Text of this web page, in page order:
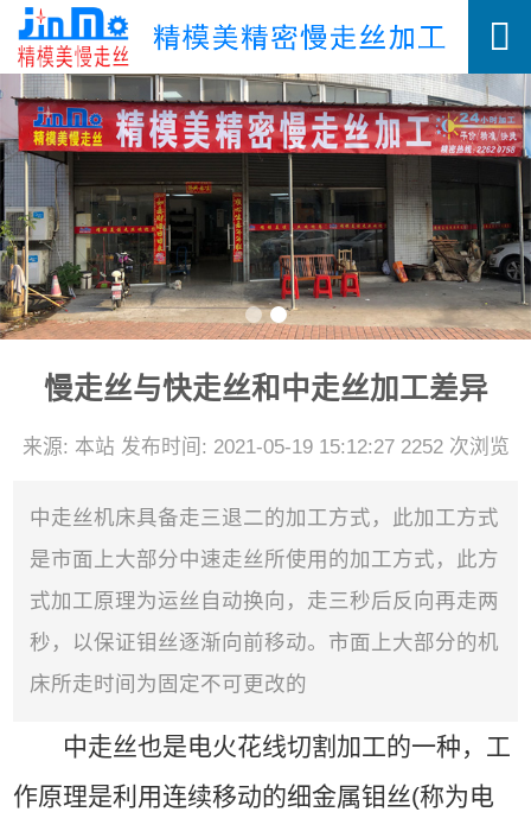
慢走丝与快走丝和中走丝加工差异
来源: 本站 发布时间: 2021-05-19 15:12:27 2252 次浏览
中走丝机床具备走三退二的加工方式，此加工方式
是市面上大部分中速走丝所使用的加工方式，此方
式加工原理为运丝自动换向，走三秒后反向再走两
秒，以保证钼丝逐渐向前移动。市面上大部分的机
床所走时间为固定不可更改的
中走丝也是电火花线切割加工的一种，工
作原理是利用连续移动的细金属钼丝(称为电